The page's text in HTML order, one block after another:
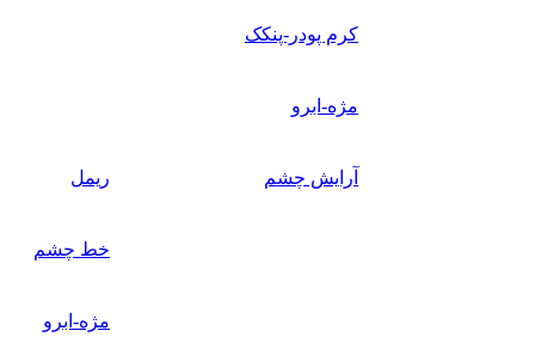
کرم پودر-پنکک
مژه-ابرو
آرایش چشم ریمل
خط چشم
مژه-ابرو